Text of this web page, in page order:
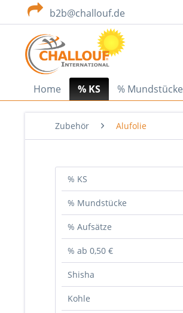
b2b@challouf.de
Home % KS % Mundstücke
Zubehör Alufolie
% KS
% Mundstücke
% Aufsätze
% ab 0,50 €
Shisha
Kohle